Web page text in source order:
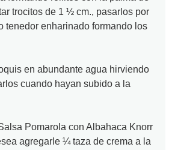
trocitos de 1 ½ cm., pasarlos por
tenedor enharinado formando los
en abundante agua hirviendo
cuando hayan subido a la
Pomarola con Albahaca Knorr
agregarle ¼ taza de crema a la